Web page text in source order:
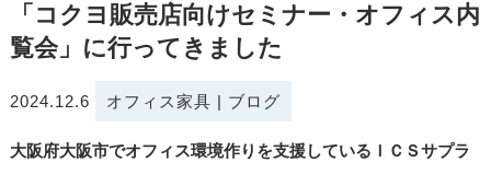
「コクヨ販売店向けセミナー・オフィス内
覧会」に行ってきました
2024.12.6 オフィス家具 | ブログ
大阪府大阪市でオフィス環境作りを支援しているＩＣＳサプラ